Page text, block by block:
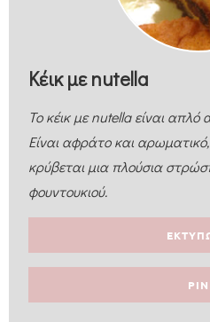
Κέικ με nutella
Το κέικ με nutella είναι απλό
Είναι αφράτο και
κρύβεται μια πλούσια
φουντουκιού.
PIN